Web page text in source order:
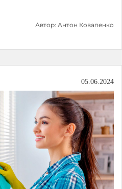
Автор: Антон Коваленко
05.06.2024